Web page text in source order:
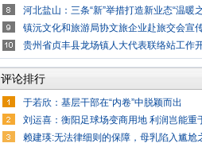
河北盐山：三条“新”举措打造新业态“温暖之
镇沅文化和旅游局协文旅企业赴旅交会宣
贵州省贞丰县龙场镇人大代表联络站工作
评论排行
于若欣：基层干部在“内卷”中脱颖而出
刘运喜：衡阳足球场变商用地 利润岂能重
赖建瑛:无法律细则的保障，母乳陷入尴尬